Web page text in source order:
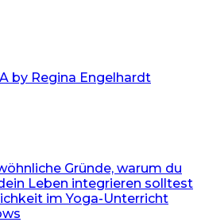
by Regina Engelhardt
Gründe, warum du
Leben integrieren solltest
im Yoga-Unterricht